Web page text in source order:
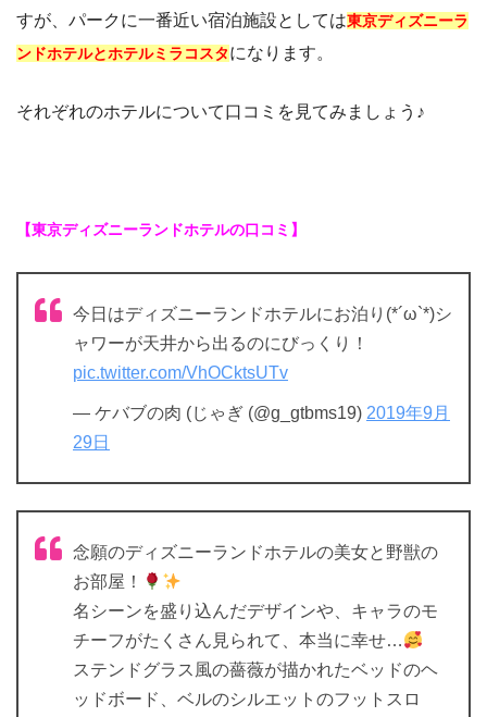
すが、パークに一番近い宿泊施設としては東京ディズニーラ
ンドホテルとホテルミラコスタになります。
それぞれのホテルについて口コミを見てみましょう♪
【東京ディズニーランドホテルの口コミ】
今日はディズニーランドホテルにお泊り(*´ω`*)シ
ャワーが天井から出るのにびっくり！
pic.twitter.com/VhOCktsUTv
— ケバブの肉 (じゃぎ (@g_gtbms19) 2019年9月
29日
念願のディズニーランドホテルの美女と野獣の
お部屋！
名シーンを盛り込んだデザインや、キャラのモ
チーフがたくさん見られて、本当に幸せ…
ステンドグラス風の薔薇が描かれたベッドのヘ
ッドボード、ベルのシルエットのフットスロ